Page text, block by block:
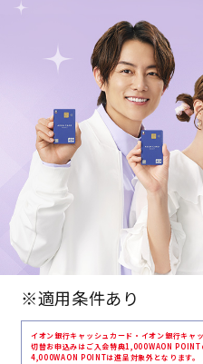
※適用条件あり
イオン銀行キャッシュカード・イオン銀行キャ
切替お申込みはご入会特典1,000WAON POINT
4,000WAON POINTは進呈対象外となります。